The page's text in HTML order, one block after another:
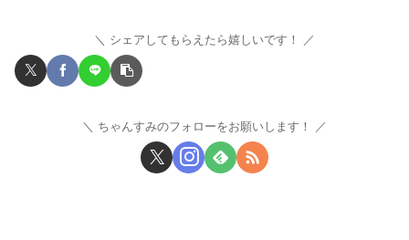
シェアしてもらえたら嬉しいです！
ちゃんすみのフォローをお願いします！